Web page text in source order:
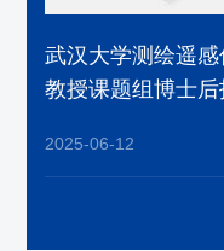
武汉大学测绘遥
教授课题组博士
2025-06-12